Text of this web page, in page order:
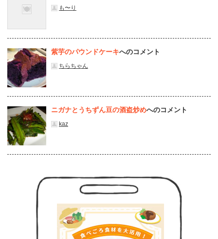
も〜り
紫芋のパウンドケーキへのコメント
ちらちゃん
ニガナとうちずん豆の酒盗炒めへのコメント
kaz